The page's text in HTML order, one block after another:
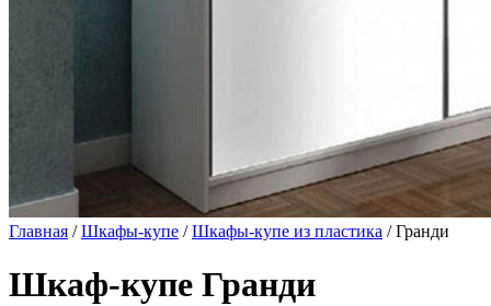
Главная /Шкафы-купе /Шкафы-купе из пластика / Гранди
Шкаф-купе Гранди